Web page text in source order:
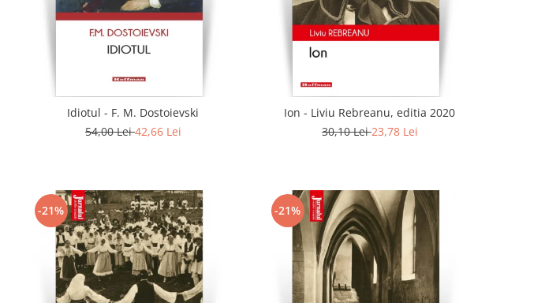
Idiotul - F. M. Dostoievski
54,00 Lei42,66 Lei
Ion - Liviu Rebreanu, editia 2020
30,10 Lei23,78 Lei
-21% -21%